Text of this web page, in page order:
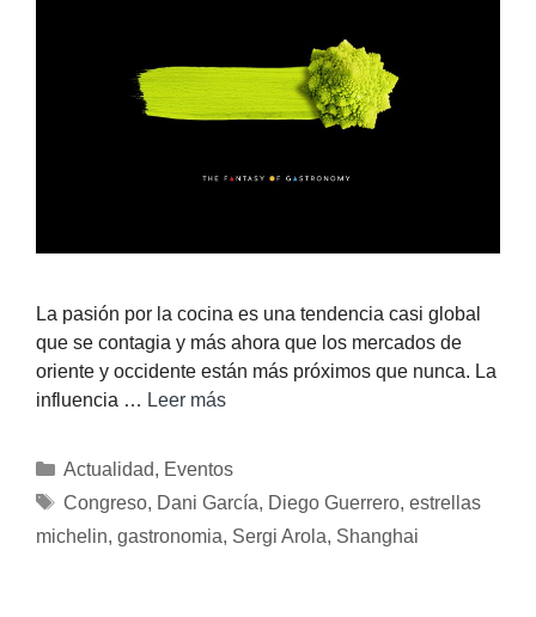
La pasión por la cocina es una tendencia casi global
que se contagia y más ahora que los mercados de
oriente y occidente están más próximos que nunca. La
influencia … Leer más
Actualidad, Eventos
Congreso, Dani García, Diego Guerrero, estrellas
michelin, gastronomia, Sergi Arola, Shanghai